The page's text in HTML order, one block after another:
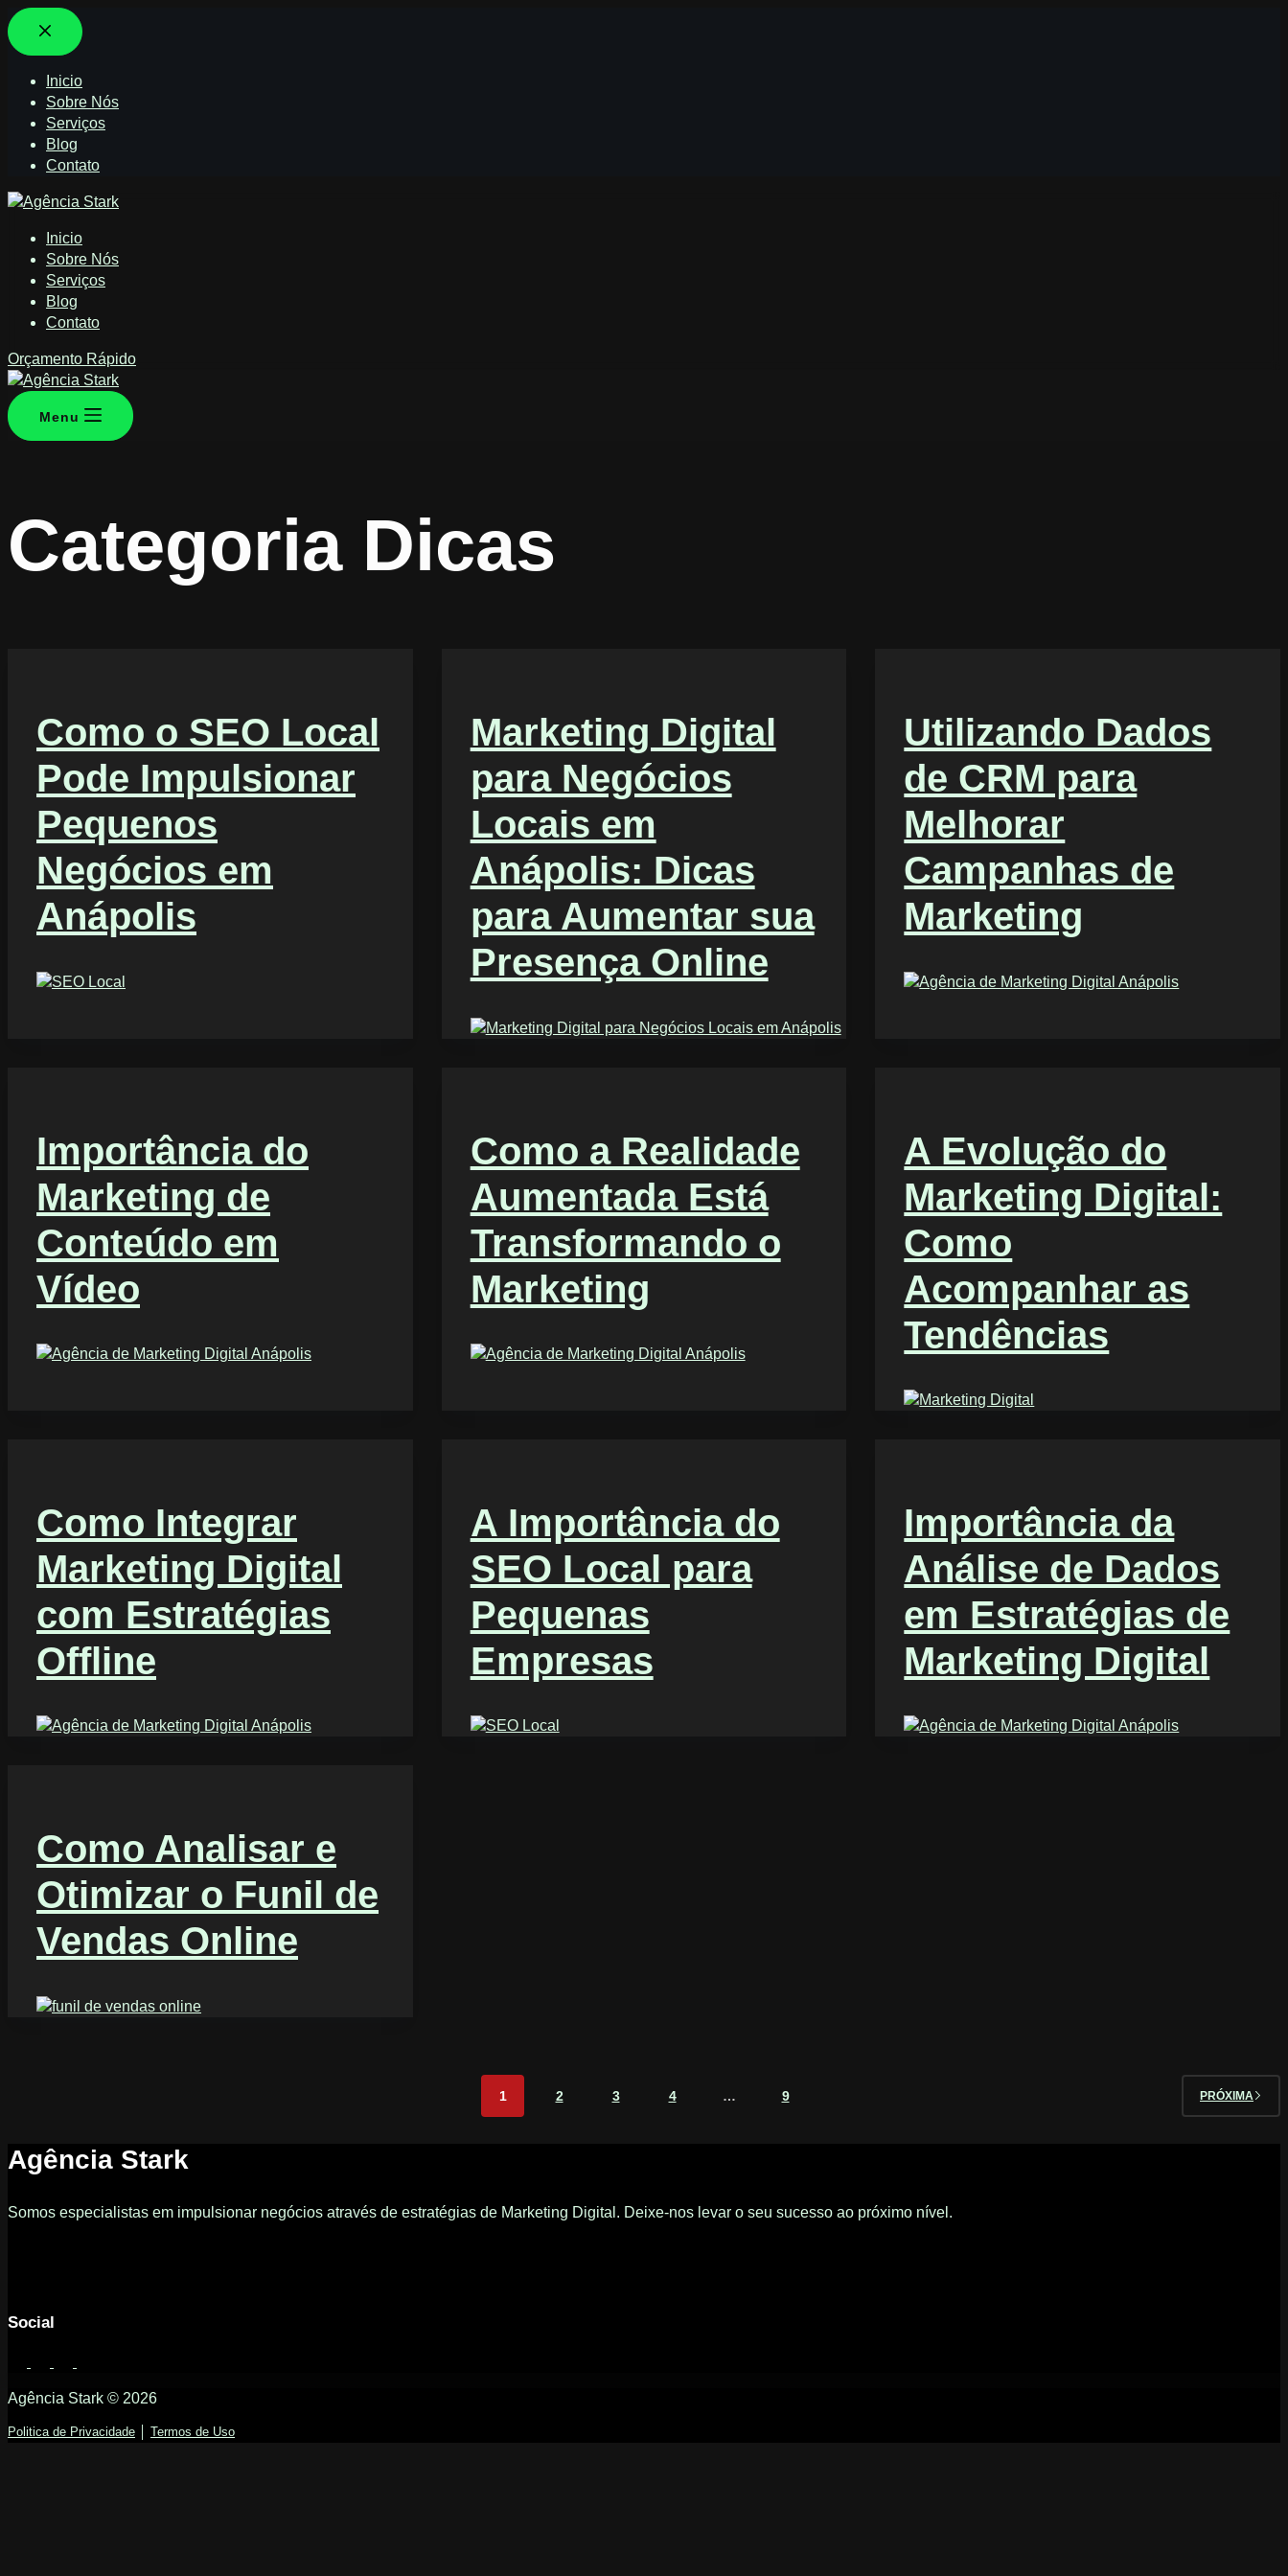
Inicio
Sobre Nós
Serviços
Blog
Contato
Inicio
Sobre Nós
Serviços
Blog
Contato
Orçamento Rápido
Menu
CategoriaDicas
Como o SEO Local
Pode Impulsionar
Pequenos
Negócios em
Anápolis
Marketing Digital
para Negócios
Locais em
Anápolis: Dicas
para Aumentar sua
Presença Online
Utilizando Dados
de CRM para
Melhorar
Campanhas de
Marketing
Importância do
Marketing de
Conteúdo em
Vídeo
Como a Realidade
Aumentada Está
Transformando o
Marketing
A Evolução do
Marketing Digital:
Como
Acompanhar as
Tendências
Como Integrar
Marketing Digital
com Estratégias
Offline
A Importância do
SEO Local para
Pequenas
Empresas
Importância da
Análise de Dados
em Estratégias de
Marketing Digital
Como Analisar e
Otimizar o Funil de
Vendas Online
1 2 3 4 … 9 PRÓXIMA
Agência Stark
Somos especialistas em impulsionar negócios através de estratégias de Marketing Digital. Deixe-nos levar o seu sucesso ao próximo nível.
Social
Agência Stark © 2026
Politica de Privacidade Termos de Uso